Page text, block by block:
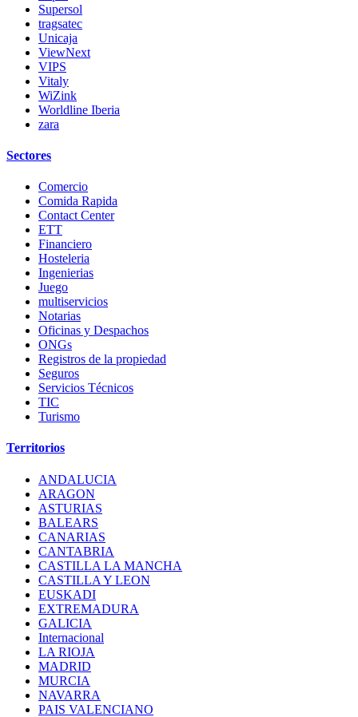
Supersol
tragsatec
Unicaja
ViewNext
VIPS
Vitaly
WiZink
Worldline Iberia
zara
Sectores
Comercio
Comida Rapida
Contact Center
ETT
Financiero
Hosteleria
Ingenierias
Juego
multiservicios
Notarias
Oficinas y Despachos
ONGs
Registros de la propiedad
Seguros
Servicios Técnicos
TIC
Turismo
Territorios
ANDALUCIA
ARAGON
ASTURIAS
BALEARS
CANARIAS
CANTABRIA
CASTILLA LA MANCHA
CASTILLA Y LEON
EUSKADI
EXTREMADURA
GALICIA
Internacional
LA RIOJA
MADRID
MURCIA
NAVARRA
PAIS VALENCIANO